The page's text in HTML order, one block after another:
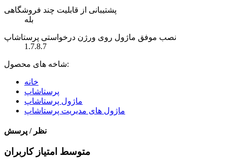
پشتیبانی از قابلیت چند فروشگاهی
بله
نصب موفق ماژول روی ورژن درخواستی پرستاشاپ
1.7.8.7
شاخه های محصول:
خانه
پرستاشاپ
ماژول پرستاشاپ
ماژول های مدیریت پرستاشاپ
نظر / پرسش
متوسط امتیاز کاربران